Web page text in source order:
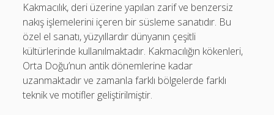
Kakmacılık, deri üzerine yapılan zarif ve benzersiz
nakış işlemelerini içeren bir süsleme sanatıdır. Bu
özel el sanatı, yüzyıllardır dünyanın çeşitli
kültürlerinde kullanılmaktadır. Kakmacılığın kökenleri,
Orta Doğu’nun antik dönemlerine kadar
uzanmaktadır ve zamanla farklı bölgelerde farklı
teknik ve motifler geliştirilmiştir.